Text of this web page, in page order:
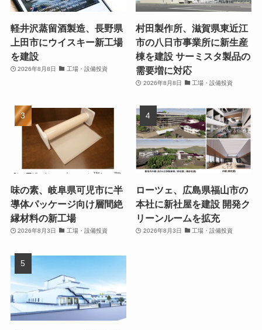
軽井沢蒸留酒製造、長野県
上田市にウイスキー新工場
を建設
2026年8月8日 工場・設備投資
村田製作所、滋賀県東近江
市の八日市事業所に新生産
棟を建設 サーミスタ製品の
需要増に対応
2026年8月8日 工場・設備投資
味の素、岐阜県可児市に半
導体パッケージ向け層間絶
縁材料の新工場
2026年8月3日 工場・設備投資
ローツェ、広島県福山市の
本社に新社屋を建設 開発ク
リーンルームを拡充
2026年8月3日 工場・設備投資